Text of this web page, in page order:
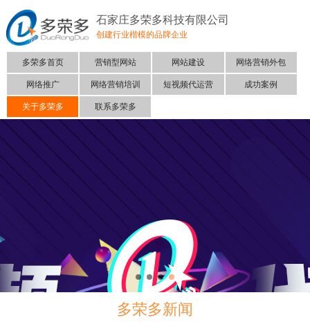
石家庄多荣多科技有限公司
创建行业楷模的品牌企业
多荣多首页 营销型网站 网站建设 网络营销外包
网络推广 网络营销培训 短视频代运营 成功案例
关于多荣多 联系多荣多
多荣多新闻